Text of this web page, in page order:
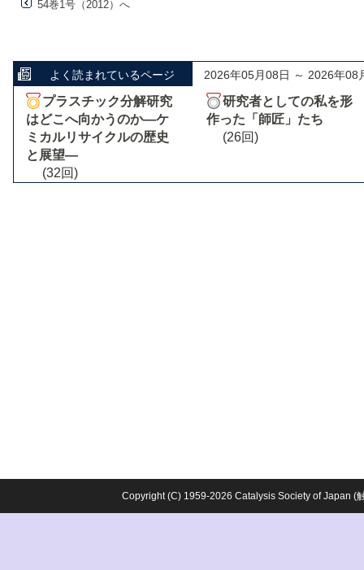
54巻1号（2012）へ
よく読まれているページ 2026年05月08日 ～ 2026年08
プラスチック分解研究
はどこへ向かうのか―ケ
ミカルリサイクルの歴史
と展望―
(32回)
研究者としての私を形
作った「師匠」たち
(26回)
Copyright (C) 1959-2026 Catalysis Society of Japan (